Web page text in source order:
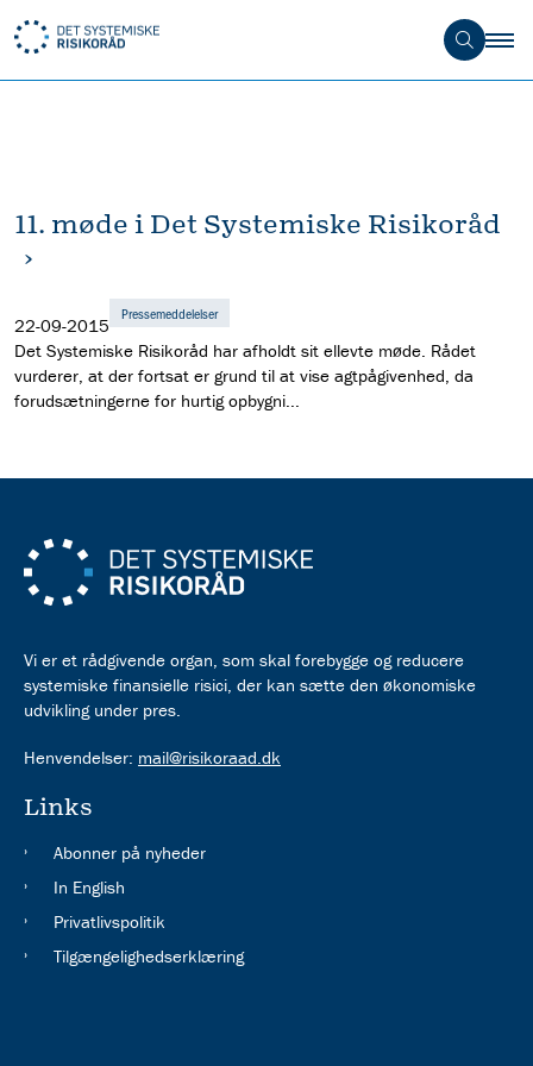
11. møde i Det Systemiske Risikoråd
22-09-2015
Pressemeddelelser
Det Systemiske Risikoråd har afholdt sit ellevte møde. Rådet
vurderer, at der fortsat er grund til at vise agtpågivenhed, da
forudsætningerne for hurtig opbygni...
Vi er et rådgivende organ, som skal forebygge og reducere
systemiske finansielle risici, der kan sætte den økonomiske
udvikling under pres.
Henvendelser: mail@risikoraad.dk
Links
Abonner på nyheder
In English
Privatlivspolitik
Tilgængelighedserklæring